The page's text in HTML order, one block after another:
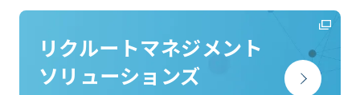
リクルートマネジメント
ソリューションズ